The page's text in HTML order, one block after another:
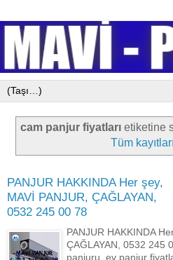
cam panjur fiyatlarıetiketine
Tüm
PANJUR HAKKINDA Her şey,
MAVİ PANJUR, ÇAĞLAYAN,
0532 245 00 78
PANJUR HAKKINDA
ÇAĞLAYAN, 0532 245
panjuru, ev panjur